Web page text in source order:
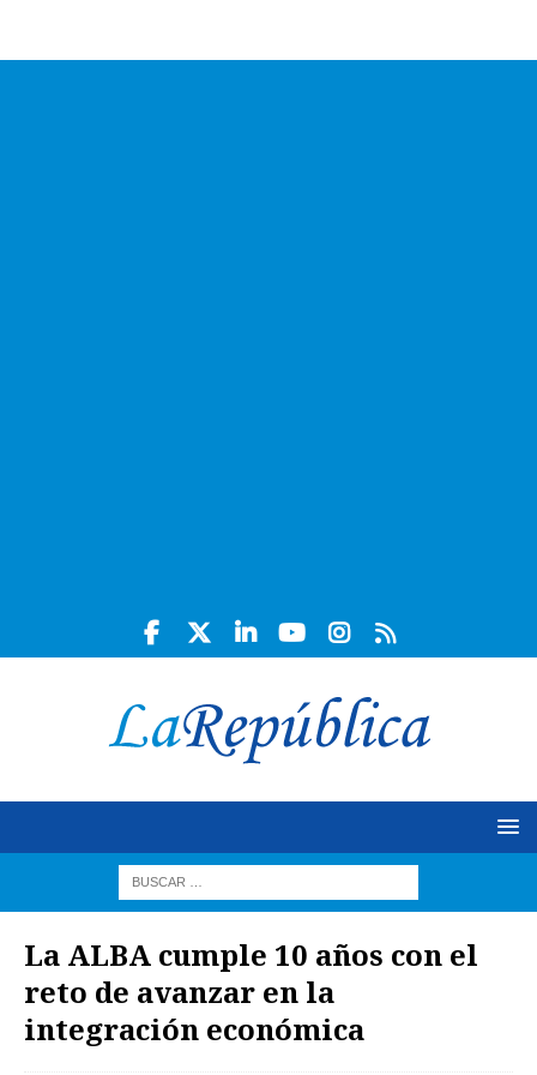
La ALBA cumple 10 años con el
reto de avanzar en la
integración económica